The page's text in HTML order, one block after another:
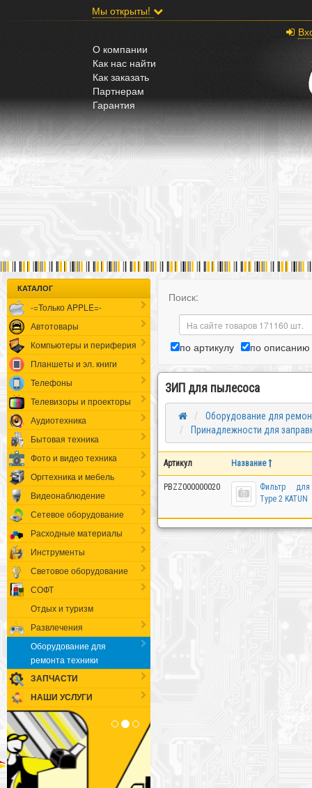
Мы открыты!
О компании
Как нас найти
Как заказать
Партнерам
Гарантия
КАТАЛОГ
-=Только APPLE=-
Автотовары
Компьютеры и периферия
Планшеты и эл. книги
Телефоны
Телевизоры и проекторы
Аудиотехника
Бытовая техника
Фото и видео техника
Оргтехника и мебель
Видеонаблюдение
Сетевое оборудование
Расходные материалы
Инструменты
Световое оборудование
СОФТ
Отдых и туризм
Развлечения
Оборудование для
ремонта техники
ЗАПЧАСТИ
НАШИ УСЛУГИ
Поиск:
по артикулу по описанию
ЗИП для пылесоса
Оборудование для
Принадлежности для
Артикул Название
PBZZ000000020
Фильтр
Type 2 KATUN